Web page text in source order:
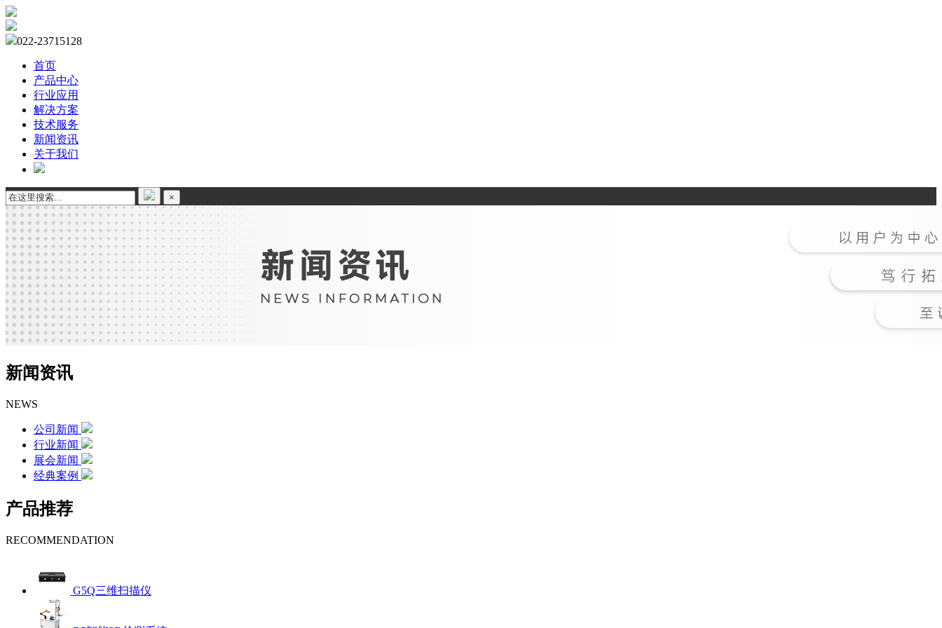
022-23715128
首页
产品中心
行业应用
解决方案
技术服务
新闻资讯
关于我们
×
新闻资讯
NEWS
公司新闻
行业新闻
展会新闻
经典案例
产品推荐
RECOMMENDATION
G5Q三维扫描仪